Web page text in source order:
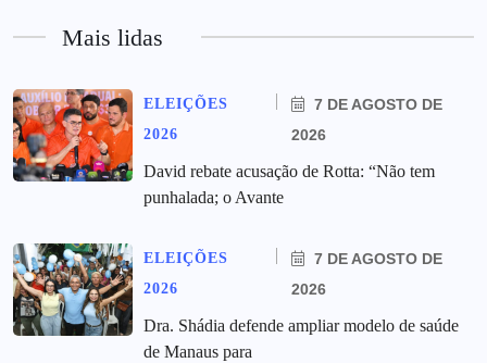
Mais lidas
ELEIÇÕES
2026
7 DE AGOSTO DE
2026
David rebate acusação de Rotta: “Não tem
punhalada; o Avante
ELEIÇÕES
2026
7 DE AGOSTO DE
2026
Dra. Shádia defende ampliar modelo de saúde
de Manaus para